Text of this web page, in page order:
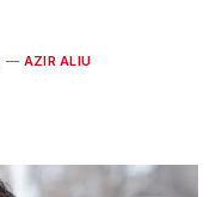
AZIR ALIU